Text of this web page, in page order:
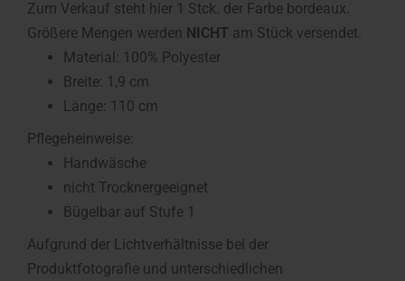
Zum Verkauf steht hier 1 Stck. der Farbe bordeaux.
Größere Mengen werden NICHT am Stück versendet.
Material: 100% Polyester
Breite: 1,9 cm
Länge: 110 cm
Pflegeheinweise:
Handwäsche
nicht Trocknergeeignet
Bügelbar auf Stufe 1
Aufgrund der Lichtverhältnisse bei der
Produktfotografie und unterschiedlichen